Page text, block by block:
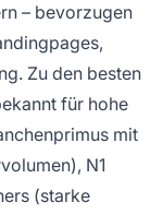
– bevorzugen
Zu den besten
für hohe
mit
N1
(starke